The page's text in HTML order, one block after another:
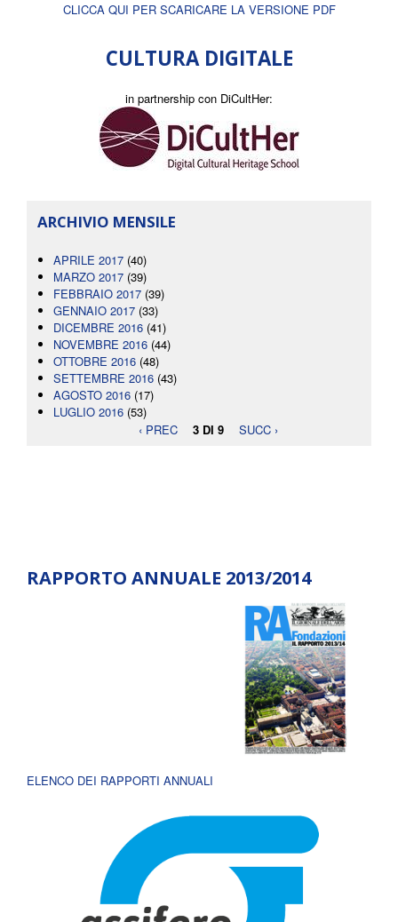
CLICCA QUI PER SCARICARE LA VERSIONE PDF
CULTURA DIGITALE
in partnership con DiCultHer:
ARCHIVIO MENSILE
APRILE 2017 (40)
MARZO 2017 (39)
FEBBRAIO 2017 (39)
GENNAIO 2017 (33)
DICEMBRE 2016 (41)
NOVEMBRE 2016 (44)
OTTOBRE 2016 (48)
SETTEMBRE 2016 (43)
AGOSTO 2016 (17)
LUGLIO 2016 (53)
‹ PREC
3 DI 9 SUCC ›
RAPPORTO ANNUALE 2013/2014
ELENCO DEI RAPPORTI ANNUALI